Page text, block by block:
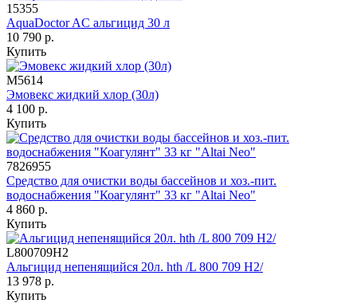
15355
AquaDoctor AC альгицид 30 л
10 790 р.
Купить
М5614
Эмовекс жидкий хлор (30л)
4 100 р.
Купить
7826955
Средство для очистки воды бассейнов и хоз.-пит.
водоснабжения "Коагулянт" 33 кг "Altai Neo"
4 860 р.
Купить
L800709H2
Альгицид непенящийся 20л. hth /L 800 709 H2/
13 978 р.
Купить